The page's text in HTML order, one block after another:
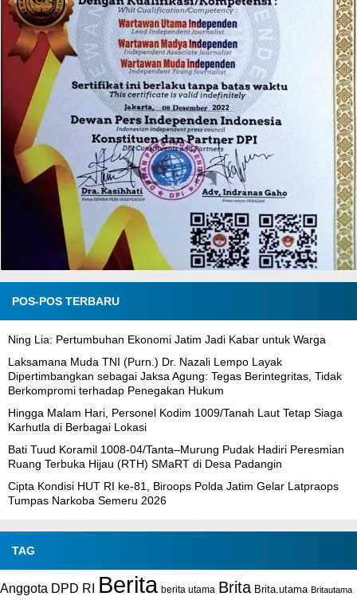
POS-POS TERBARU
Ning Lia: Pertumbuhan Ekonomi Jatim Jadi Kabar untuk Warga
Laksamana Muda TNI (Purn.) Dr. Nazali Lempo Layak
Dipertimbangkan sebagai Jaksa Agung: Tegas Berintegritas, Tidak
Berkompromi terhadap Penegakan Hukum
Hingga Malam Hari, Personel Kodim 1009/Tanah Laut Tetap Siaga
Karhutla di Berbagai Lokasi
Bati Tuud Koramil 1008-04/Tanta–Murung Pudak Hadiri Peresmian
Ruang Terbuka Hijau (RTH) SMaRT di Desa Padangin
Cipta Kondisi HUT RI ke-81, Biroops Polda Jatim Gelar Latpraops
Tumpas Narkoba Semeru 2026
TAG
Anggota DPD RI Berita berita utama Brita Brita.utama Britautama